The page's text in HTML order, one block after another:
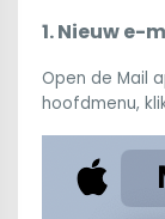
1. Nieuw e-
Open de Mail
hoofdmenu,